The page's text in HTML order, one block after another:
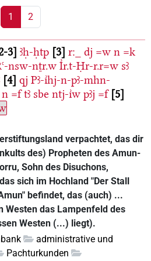
1 2
3 ꜣḥ-ḥtp 3 r:_ dj =w n =k
nsw-nṯr.w I͗r.t-Ḥr-r.r=w sꜣ
4 qj Pꜣ-ı͗hj-n-pꜣ-mhn-
n =f tꜣ sbe ntj-ı͗w pꜣj =f 5
verpachtet, das dir
des) Propheten des Amun-
Sohn des Disuchons,
sich im Hochland "Der Stall
befindet, das (auch) ...
Westen das Lampenfeld des
Westen (...) liegt).
administrative und
Pachturkunden